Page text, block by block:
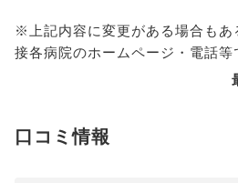
※上記内容に変更がある場合もあ
接各病院のホームページ・電話等
口コミ情報